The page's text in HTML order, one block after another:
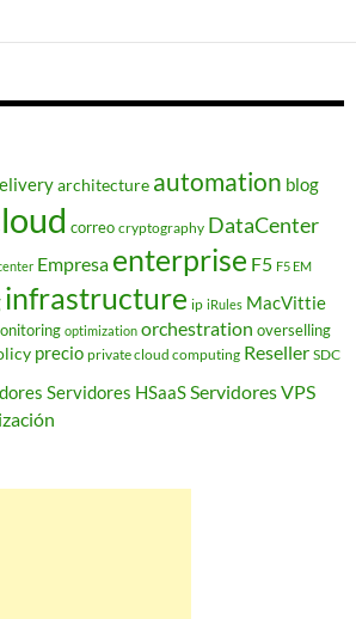
architecture automation blog
correo cryptography DataCenter
Empresa enterprise F5 F5 EM
infrastructure ip iRules MacVittie
optimization orchestration overselling
precio private cloud computing Reseller SDC
Servidores HSaaSServidores VPS